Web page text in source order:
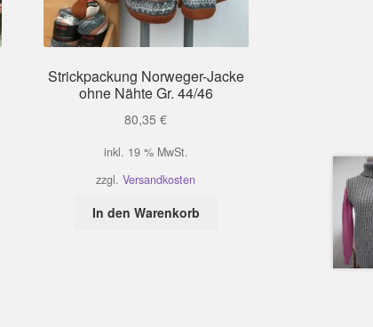
Strickpackung Norweger-Jacke
ohne Nähte Gr. 44/46
80,35€
inkl. 19 % MwSt.
zzgl.Versandkosten
In den Warenkorb